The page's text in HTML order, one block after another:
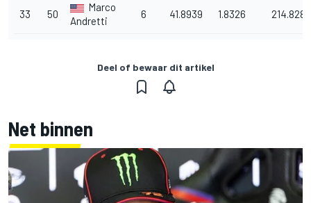
33 50
Marco
Andretti
6 41.8939 1.8326 214.828
Deel of bewaar dit artikel
Net binnen